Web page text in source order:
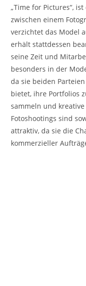
„Time for Pictures“,
zwischen einem
verzichtet das Model
erhält stattdessen
seine Zeit und
besonders in der
da sie beiden
bietet, ihre Portfolios
sammeln und kreative
Fotoshootings sind
attraktiv, da sie die
kommerzieller